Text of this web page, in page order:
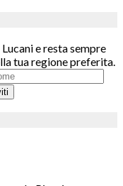
e resta sempre
tua regione preferita.